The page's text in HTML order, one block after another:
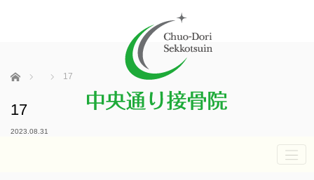
ホーム 17
17
2023.08.31